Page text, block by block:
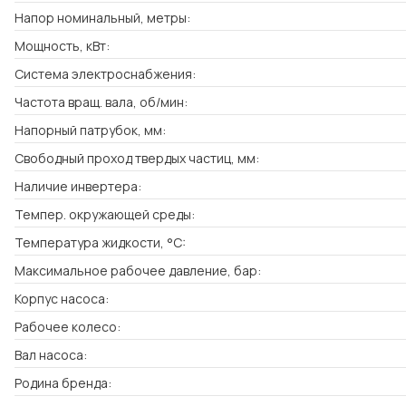
Напор номинальный, метры:
Мощность, кВт:
Система электроснабжения:
Частота вращ. вала, об/мин:
Напорный патрубок, мм:
Свободный проход твердых частиц, мм:
Наличие инвертера:
Темпер. окружающей среды:
Температура жидкости, °C:
Максимальное рабочее давление, бар:
Корпус насоса:
Рабочее колесо:
Вал насоса:
Родина бренда: